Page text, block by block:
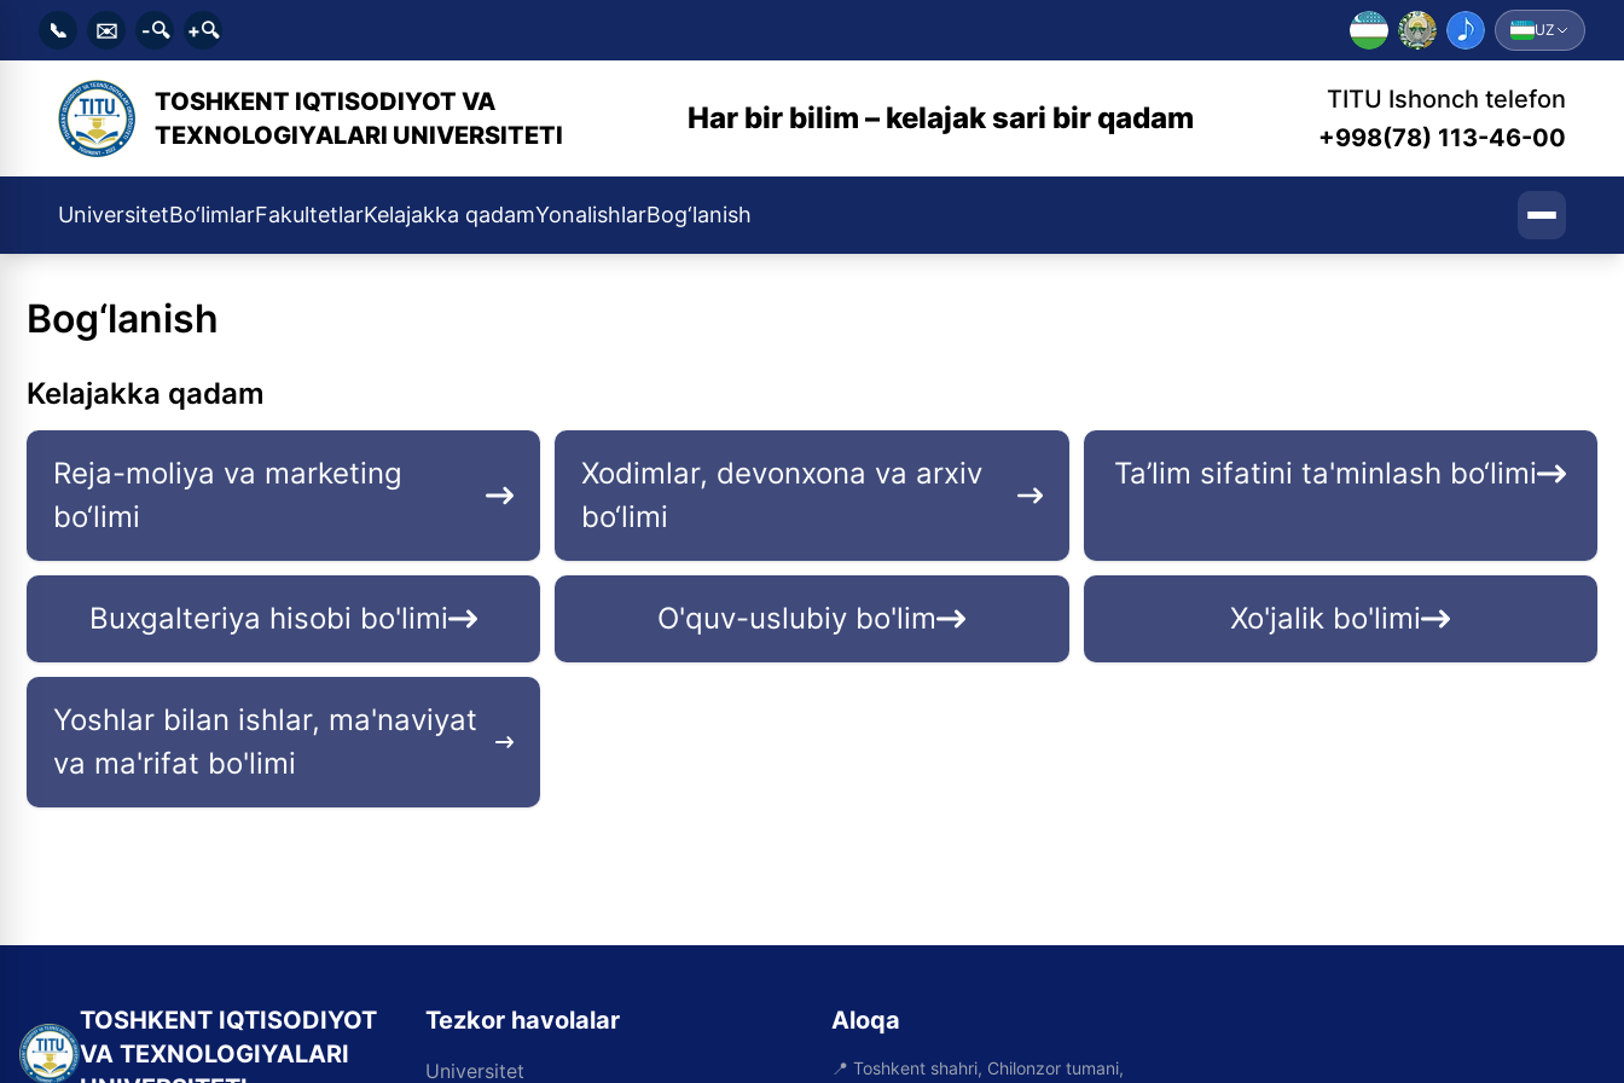
📞 ✉️ -🔍 +🔍 UZ
TOSHKENT IQTISODIYOT VA
TEXNOLOGIYALARI UNIVERSITETI
Har bir bilim – kelajak sari bir qadam
TITU Ishonch telefon
+998(78) 113-46-00
UniversitetBo‘limlarFakultetlarKelajakka qadamYonalishlarBog‘lanish
Bog‘lanish
Kelajakka qadam
Reja-moliya va marketing
bo‘limi
Xodimlar, devonxona va arxiv
bo‘limi
Ta’lim sifatini ta'minlash bo‘limi
Buxgalteriya hisobi bo'limi O'quv-uslubiy bo'lim Xo'jalik bo'limi
Yoshlar bilan ishlar, ma'naviyat
va ma'rifat bo'limi
TOSHKENT IQTISODIYOT
VA TEXNOLOGIYALARI
Tezkor havolalar
Universitet
Aloqa
📍 Toshkent shahri, Chilonzor tumani,